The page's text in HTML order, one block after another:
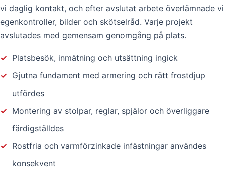
vi daglig kontakt, och efter avslutat arbete överlämnade vi
egenkontroller, bilder och skötselråd. Varje projekt
avslutades med gemensam genomgång på plats.
✓ Platsbesök, inmätning och utsättning ingick
✓ Gjutna fundament med armering och rätt frostdjup
utfördes
✓ Montering av stolpar, reglar, spjälor och överliggare
färdigställdes
✓ Rostfria och varmförzinkade infästningar användes
konsekvent